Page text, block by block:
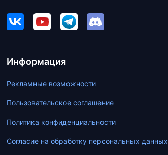
Информация
Рекламные возможности
Пользовательское соглашение
Политика конфиденциальности
Согласие на обработку персональных данных